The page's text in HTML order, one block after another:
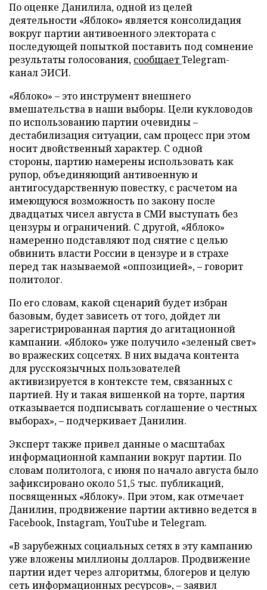
По оценке Данилила, одной из целей
деятельности «Яблоко» является консолидация
вокруг партии антивоенного электората с
последующей попыткой поставить под сомнение
результаты голосования, сообщаетTelegram-
канал ЭИСИ.
«Яблоко» – это инструмент внешнего
вмешательства в наши выборы. Цели кукловодов
по использованию партии очевидны –
дестабилизация ситуации, сам процесс при этом
носит двойственный характер. С одной
стороны, партию намерены использовать как
рупор, объединяющий антивоенную и
антигосударственную повестку, с расчетом на
имеющуюся возможность по закону после
двадцатых чисел августа в СМИ выступать без
цензуры и ограничений. С другой, «Яблоко»
намеренно подставляют под снятие с целью
обвинить власти России в цензуре и в страхе
перед так называемой «оппозицией», – говорит
политолог.
По его словам, какой сценарий будет избран
базовым, будет зависеть от того, дойдет ли
зарегистрированная партия до агитационной
кампании. «Яблоко» уже получило «зеленый свет»
во вражеских соцсетях. В них выдача контента
для русскоязычных пользователей
активизируется в контексте тем, связанных с
партией. Ну и такая вишенкой на торте, партия
отказывается подписывать соглашение о честных
выборах», – подчеркивает Данилин.
Эксперт также привел данные о масштабах
информационной кампании вокруг партии. По
словам политолога, с июня по начало августа было
зафиксировано около 51,5 тыс. публикаций,
посвященных «Яблоку». При этом, как отмечает
Данилин, продвижение партии активно ведется в
Facebook, Instagram, YouTube и Telegram.
«В зарубежных социальных сетях в эту кампанию
уже вложены миллионы долларов. Продвижение
партии идет через алгоритмы, блогеров и целую
сеть информационных ресурсов», – заявил